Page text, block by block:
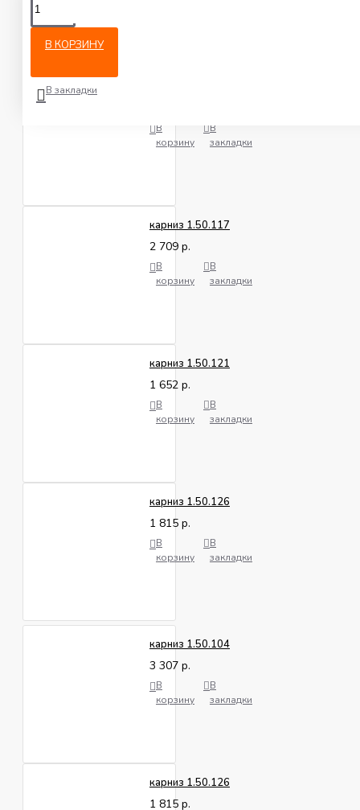
В КОРЗИНУ
В закладки
Из этой категории
В
корзину
В
закладки
карниз 1.50.117
2 709 р.
В
корзину
В
закладки
карниз 1.50.121
1 652 р.
В
корзину
В
закладки
карниз 1.50.126
1 815 р.
В
корзину
В
закладки
карниз 1.50.104
3 307 р.
В
корзину
В
закладки
карниз 1.50.126
1 815 р.